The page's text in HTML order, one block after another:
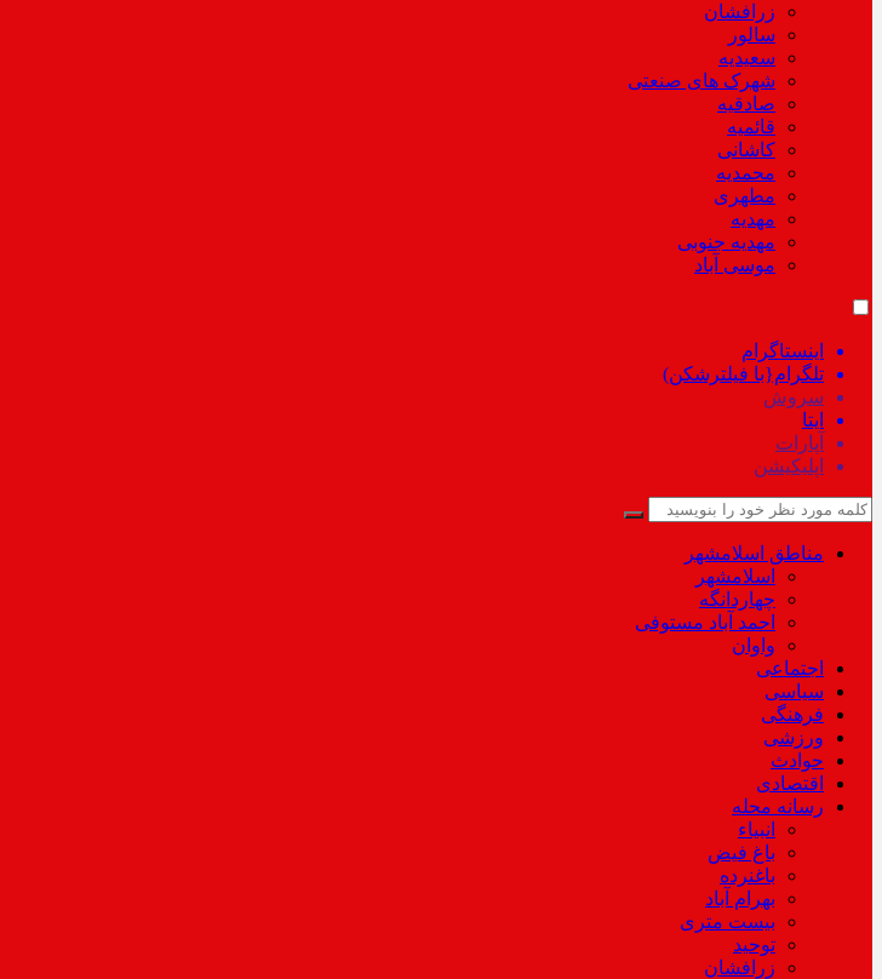
زرافشان
سالور
سعیدیه
شهرک های صنعتی
صادقیه
قائمیه
کاشانی
محمدیه
مطهری
مهدیه
مهدیه جنوبی
موسی آباد
اینستاگرام
تلگرام{با فیلترشکن)
سروش
ایتا
آپارات
اپلیکیشن
مناطق اسلامشهر
اسلامشهر
چهاردانگه
احمد آباد مستوفی
واوان
اجتماعی
سیاسی
فرهنگی
ورزشی
حوادث
اقتصادی
رسانه محله
انبیاء
باغ فیض
باغنرده
بهرام آباد
بیست متری
توحید
زرافشان